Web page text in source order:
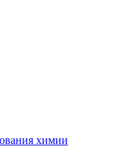
химии